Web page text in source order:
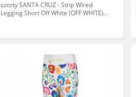
szorty SANTA CRUZ - Strip Wired
Legging Short Off White (OFF WHITE)